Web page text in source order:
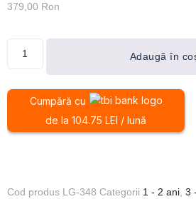
379,00 Ron
Adaugă în
Cumpără cu
de la 104.75 LEI / lună
Cod produs LG-348 Categorii 1 - 2 ani, 3